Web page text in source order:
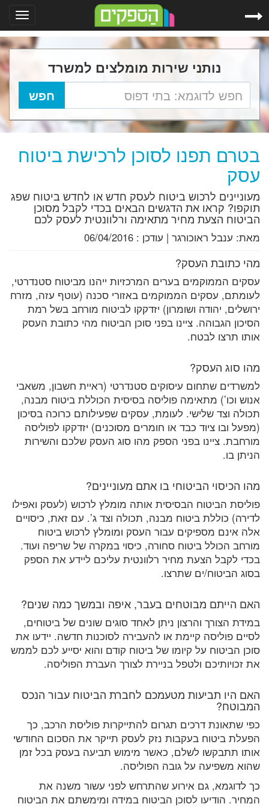
נותני שירות מומלצים למשרד
בטרם תפנו לסוכן לרכישת ביטוח
עסק
מעוניינים לרכוש ביטוח לעסק חדש או לחדש ביטוח שפג
תוקפו? קראו את הדגשים הבאים בכדי לקבל מסוכן
הביטוח הצעת מחיר מתאימה ורלוונטית לעסק לכם
מאת: ענבל ראוכורגר | עודכן : 06/04/2016
מהי כתובת העסק?
עסקים הממוקמים בערים המרכזיות ייהנו מביטוח סטנדרטי,
לעומתם, עסקים הממוקמים באזורי סכנה (עוטף עזה, מזרח
ירושלים, יהודה ושומרון) יזדקקו לביטוח מורחב בשל רמת
הסיכון הגבוהה. ציינו בפני סוכן הביטוח מהי כתובת העסק
אותו תרצו לבטח.
מהו סוג העסק?
למשרדים שתחום עיסוקים סטנדרטי (ראיית חשבון, משאבי
אנוש וכו’) מתאימה פוליסה בסיסית הכוללת ביטוח מבנה,
תכולה וצד שלישי. לעומת, עסקים שפעילותם כרוכה בסיכון
(מפעל ובו ציוד כבד או חומרים מסוכנים) יזדקקו לפוליסה
מורחבת. ציינו בפני הספק מהו סוג העסק שלכם והשירות
הניתן בו.
מהו הכיסוי הביטוחי בו אתם מעוניינים?
פוליסת הביטוח הבסיסית אותה מומלץ לרכוש (לעסק ואפילו
לדירה) כוללת ביטוח מבנה, תכולה וצד ג’. עם זאת, כיסויים
אלה אינם מספיקים עבור העסק ומומלץ לרכוש ביטוח
מורחב הכולל ביטוח סחורה, כיסוי במקרה של שריפה ועוד.
בכדי לקבל הצעת מחיר רלוונטית עליכם ליידע את הספק
בסוג הביטוח/ים שתרצו.
האם הייתם מבוטחים בעבר, איפה ובמשך כמה שנים?
במידת הצורך והרצון ניתן לאחד סוגים שונים של ביטוחים,
לסיים פוליסה קיימת או להעבירה לסוכנות חדשה. יידעו את
סוכן הביטוח על קיומו של ביטוח קודם והוא יסייע לכם לממש
את זכויותיכם ולטפל בניירת לצורך העברת הפוליסה.
האם היו תביעות מטעמכם לחברת הביטוח עבור הנכס
המבוטח?
כפי שתאונת דרכים תגרום להתייקרות פוליסת הרכב, כך
הפעלת ביטוח בעקבות נזק לעסק תייקר את הסכום החודשי
אותו תתבקשו לשלם, כאשר מימוש תביעה בעסק בכל זמן
שהוא משפיעה על גובה הפוליסה.
כך לדוגמא, גם אירוע שהתרחש לפני עשור משנה את
המחיר. הודיעו לסוכן הביטוח במידה ומימשתם את הביטוח